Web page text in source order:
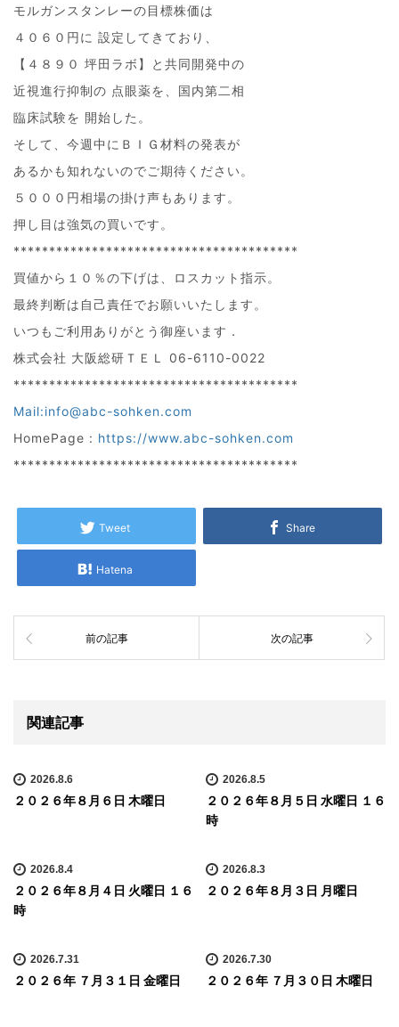
モルガンスタンレーの目標株価は
４０６０円に 設定してきており、
【４８９０ 坪田ラボ】と共同開発中の
近視進行抑制の 点眼薬を、国内第二相
臨床試験を 開始した。
そして、今週中にＢＩＧ材料の発表が
あるかも知れないのでご期待ください。
５０００円相場の掛け声もあります。
押し目は強気の買いです。
****************************************
買値から１０％の下げは、ロスカット指示。
最終判断は自己責任でお願いいたします。
いつもご利用ありがとう御座います．
株式会社 大阪総研ＴＥＬ 06-6110-0022
****************************************
Mail:info@abc-sohken.com
HomePage : https://www.abc-sohken.com
****************************************
Tweet Share
Hatena
前の記事 次の記事
関連記事
2026.8.6
２０２６年８月６日 木曜日
2026.8.5
２０２６年８月５日 水曜日 １６
時
2026.8.4
２０２６年８月４日 火曜日 １６
時
2026.8.3
２０２６年８月３日 月曜日
2026.7.31
２０２６年 ７月３１日 金曜日
2026.7.30
２０２６年 ７月３０日 木曜日